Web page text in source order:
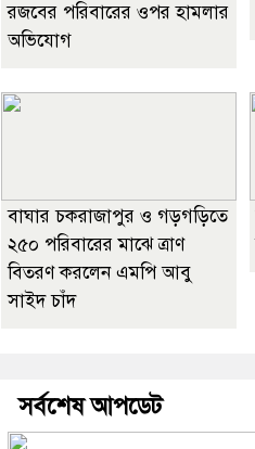
রজবের পরিবারের ওপর হামলার
অভিযোগ
বাঘার চকরাজাপুর ও গড়গড়িতে
২৫০ পরিবারের মাঝে ত্রাণ
বিতরণ করলেন এমপি আবু
সাইদ চাঁদ
সর্বশেষ আপডেট